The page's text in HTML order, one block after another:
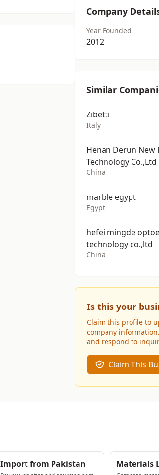
Company
Year Founded
2012
Similar
Zibetti
Italy
Henan Derun New
Technology Co.,Ltd
China
marble egypt
Egypt
hefei mingde
technology co.,ltd
China
Is this your
Claim this profile to
company
and respond to
Claim This
Import from Pakistan Materials